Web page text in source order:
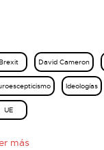
Brexit David Cameron
Ideologías
UE
más